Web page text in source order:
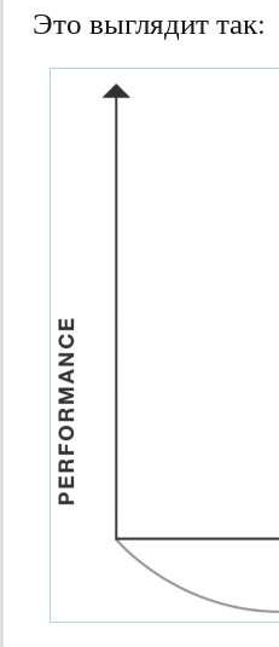
Это выглядит так: